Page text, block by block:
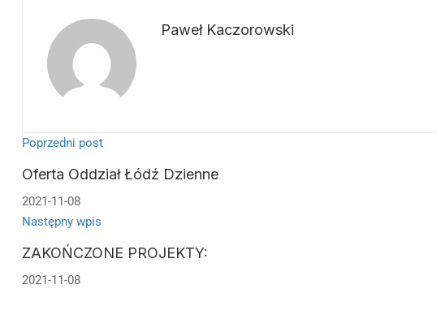
Paweł Kaczorowski
Poprzedni post
Oferta Oddział Łódź Dzienne
2021-11-08
Następny wpis
ZAKOŃCZONE PROJEKTY:
2021-11-08